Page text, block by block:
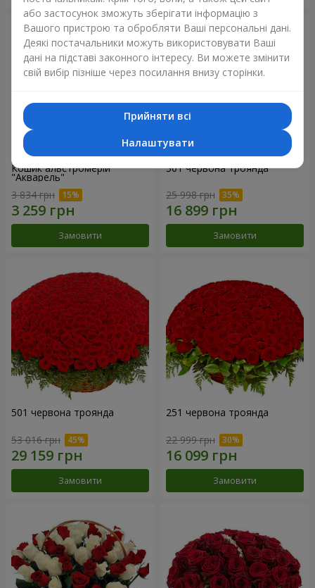
Кошик альстромерій
"Акварель"
3 834 грн
Замовити
301 червона троянда
25 998 грн
Замовити
501 червона троянда
53 016 грн
Замовити
251 червона троянда
22 999 грн
Замовити
або застосунок зможуть зберігати інформацію з
Вашого пристрою та обробляти Ваші персональні дані.
Деякі постачальники можуть використовувати Ваші
дані на підставі законного інтересу. Ви можете змінити
свій вибір пізніше через посилання внизу сторінки.
Прийняти всі
Налаштувати